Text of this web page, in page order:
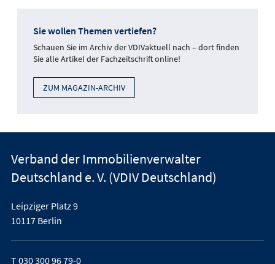
Sie wollen Themen vertiefen?
Schauen Sie im Archiv der VDIVaktuell nach – dort finden
Sie alle Artikel der Fachzeitschrift online!
ZUM MAGAZIN-ARCHIV
Verband der Immobilienverwalter
Deutschland e. V. (VDIV Deutschland)
Leipziger Platz 9
10117 Berlin
T030 300 96 79-0